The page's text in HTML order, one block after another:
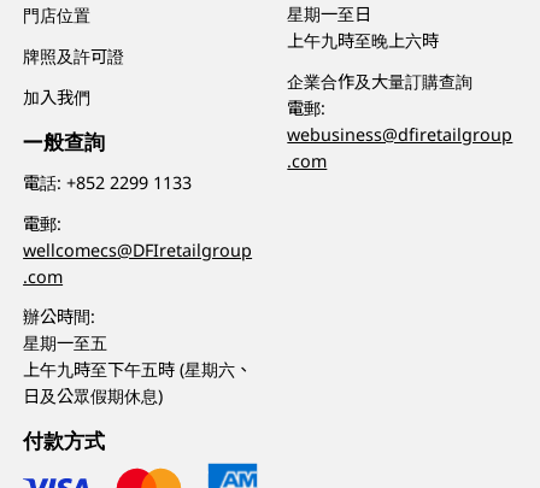
門店位置
牌照及許可證
加入我們
一般查詢
電話:+852 2299 1133
電郵:
wellcomecs@DFIretailgroup
.com
辦公時間:
星期一至五
上午九時至下午五時 (星期六、
日及公眾假期休息)
星期一至日
上午九時至晚上六時
企業合作及大量訂購查詢
電郵:
webusiness@dfiretailgroup
.com
付款方式